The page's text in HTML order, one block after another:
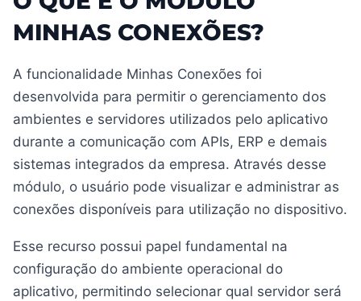
MINHAS CONEXÕES?
A funcionalidade Minhas Conexões foi
desenvolvida para permitir o gerenciamento dos
ambientes e servidores utilizados pelo aplicativo
durante a comunicação com APIs, ERP e demais
sistemas integrados da empresa. Através desse
módulo, o usuário pode visualizar e administrar as
conexões disponíveis para utilização no dispositivo.
Esse recurso possui papel fundamental na
configuração do ambiente operacional do
aplicativo, permitindo selecionar qual servidor será